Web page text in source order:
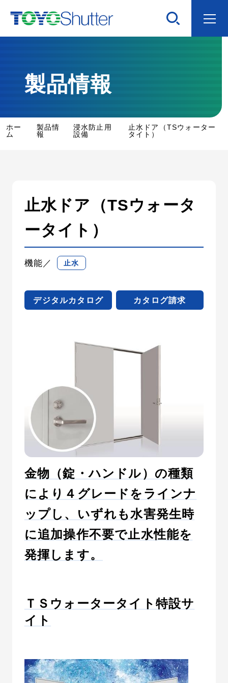
企業情報
製品情報
サステナビリティ
採用情報
施工パートナー募集
お問い合わせ
故障・問い合わせ先
0120-491080
製品情報
ホー
ム
製品情
報
浸水防止用
設備
止水ドア（TSウォーター
タイト）
止水ドア（TSウォータ
ータイト）
機能／ 止水
デジタルカタログ カタログ請求
金物（錠・ハンドル）の種類
により４グレードをラインナ
ップし、いずれも水害発生時
に追加操作不要で止水性能を
発揮します。
ＴＳウォータータイト特設サ
イト